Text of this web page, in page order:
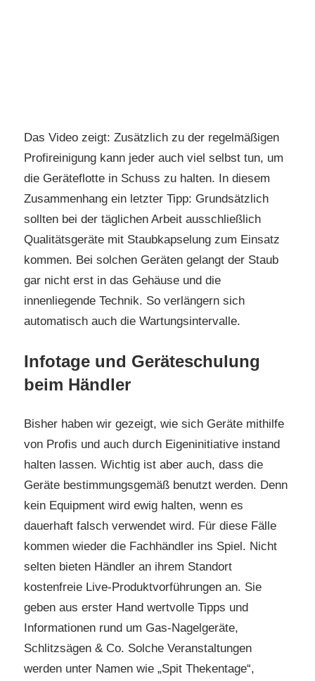
Das Video zeigt: Zusätzlich zu der regelmäßigen
Profireinigung kann jeder auch viel selbst tun, um
die Geräteflotte in Schuss zu halten. In diesem
Zusammenhang ein letzter Tipp: Grundsätzlich
sollten bei der täglichen Arbeit ausschließlich
Qualitätsgeräte mit Staubkapselung zum Einsatz
kommen. Bei solchen Geräten gelangt der Staub
gar nicht erst in das Gehäuse und die
innenliegende Technik. So verlängern sich
automatisch auch die Wartungsintervalle.
Infotage und Geräteschulung
beim Händler
Bisher haben wir gezeigt, wie sich Geräte mithilfe
von Profis und auch durch Eigeninitiative instand
halten lassen. Wichtig ist aber auch, dass die
Geräte bestimmungsgemäß benutzt werden. Denn
kein Equipment wird ewig halten, wenn es
dauerhaft falsch verwendet wird. Für diese Fälle
kommen wieder die Fachhändler ins Spiel. Nicht
selten bieten Händler an ihrem Standort
kostenfreie Live-Produktvorführungen an. Sie
geben aus erster Hand wertvolle Tipps und
Informationen rund um Gas-Nagelgeräte,
Schlitzsägen & Co. Solche Veranstaltungen
werden unter Namen wie „Spit Thekentage“,